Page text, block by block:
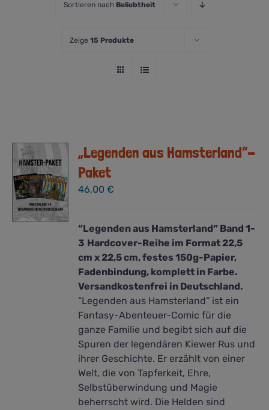
Sortieren nach Beliebtheit
Zeige 15 Produkte
„Legenden aus Hamsterland“-
Paket
46,00€
“Legenden aus Hamsterland“ Band 1-
3 Hardcover-Reihe im Format 22,5
cm x 22,5 cm, festes 150g-Papier,
Fadenbindung, komplett in Farbe.
Versandkostenfrei in Deutschland.
“Legenden aus Hamsterland“ ist ein
Fantasy-Abenteuer-Comic für die
ganze Familie und begibt sich auf die
Spuren der legendären Kiewer Rus und
ihrer Geschichte. Er erzählt von einer
Welt, die von Tapferkeit, Ehre,
Selbstüberwindung und Magie
beherrscht wird. Die Helden sind